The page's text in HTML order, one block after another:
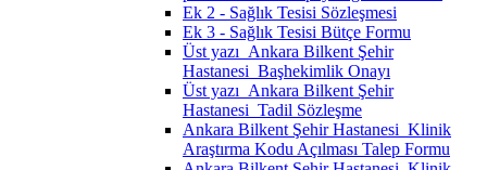
Ek 2 - Sağlık Tesisi Sözleşmesi
Ek 3 - Sağlık Tesisi Bütçe Formu
Üst yazı_Ankara Bilkent Şehir
Hastanesi_Başhekimlik Onayı
Üst yazı_Ankara Bilkent Şehir
Hastanesi_Tadil Sözleşme
Ankara Bilkent Şehir Hastanesi_Klinik
Araştırma Kodu Açılması Talep Formu